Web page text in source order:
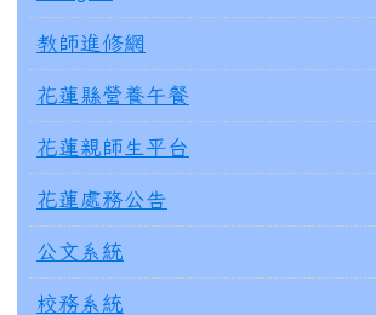
教師進修網
花蓮縣營養午餐
花蓮親師生平台
花蓮處務公告
公文系統
校務系統